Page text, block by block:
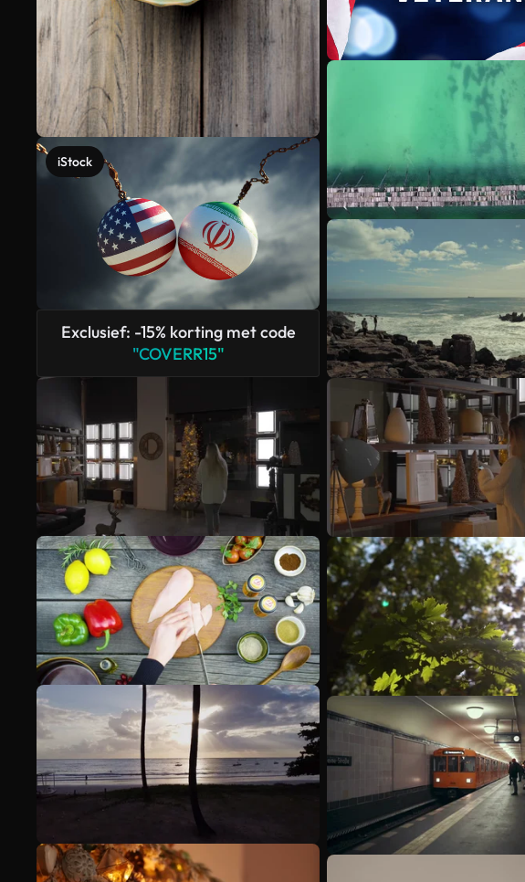
iStock
Exclusief: -15% korting met code
"COVERR15"